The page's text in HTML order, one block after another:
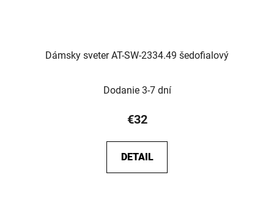
Dámsky sveter AT-SW-2334.49 šedofialový
Dodanie 3-7 dní
€32
DETAIL